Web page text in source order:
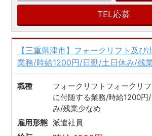
TEL応募
【三重県津市】フォークリフト及び
業務/時給1200円/日勤/土日休み/残
職種
フォークリフトフォークリ
に付随する業務/時給1200円
み/残業少なめ
雇用形態 派遣社員